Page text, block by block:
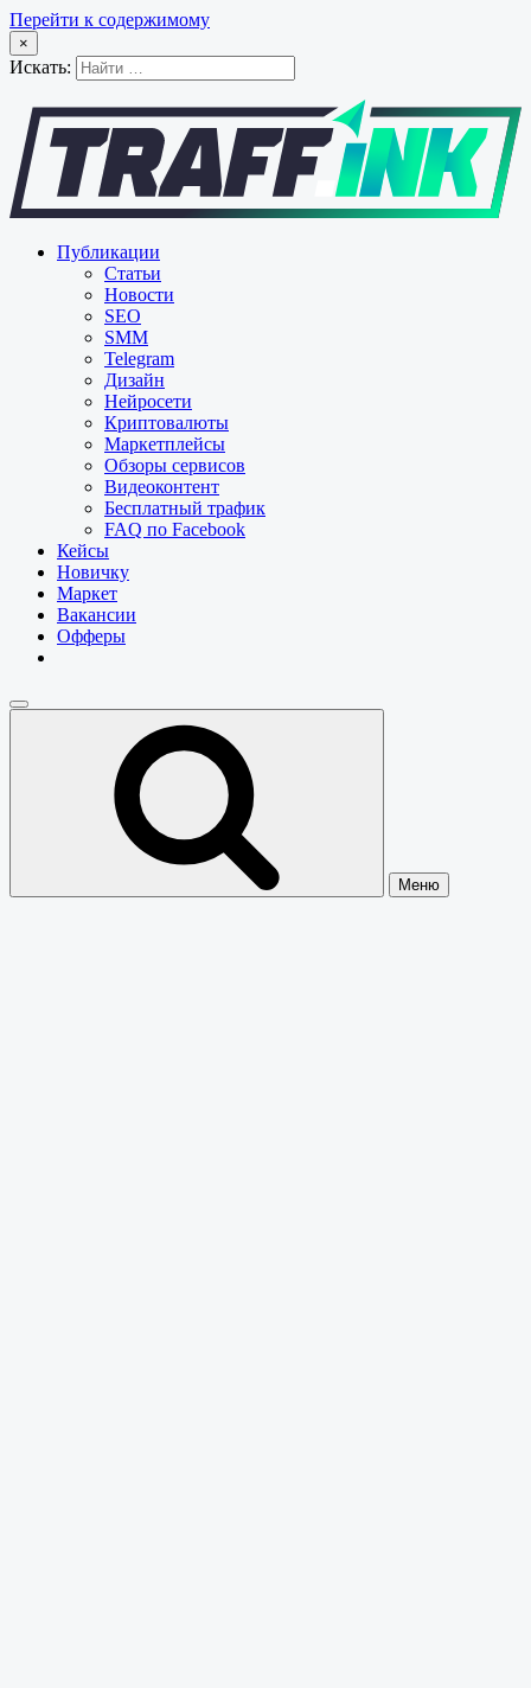
Перейти к содержимому
×
Искать:
Публикации
Статьи
Новости
SEO
SMM
Telegram
Дизайн
Нейросети
Криптовалюты
Маркетплейсы
Обзоры сервисов
Видеоконтент
Бесплатный трафик
FAQ по Facebook
Кейсы
Новичку
Маркет
Вакансии
Офферы
Меню